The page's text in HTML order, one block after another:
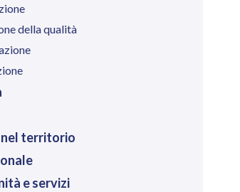
della qualità
nel territorio
e servizi